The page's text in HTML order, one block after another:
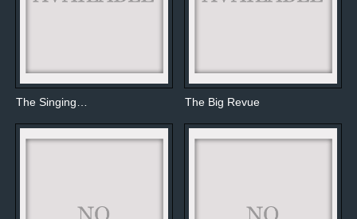
The Singing… The Big Revue